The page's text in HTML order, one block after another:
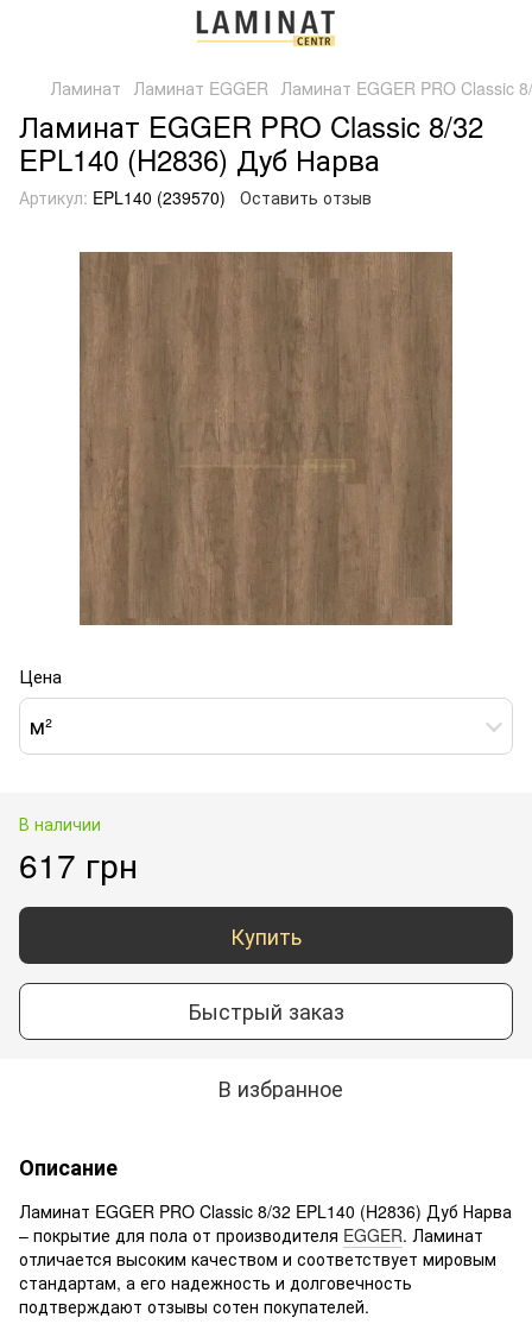
Ламинат Ламинат EGGER Ламинат EGGER PRO Classic
Ламинат EGGER PRO Classic 8/32
EPL140 (H2836) Дуб Нарва
Артикул: EPL140 (239570) Оставить отзыв
Цена
м²
В наличии
617 грн
Купить
Быстрый заказ
В избранное
Описание
Ламинат EGGER PRO Classic 8/32 EPL140 (H2836) Дуб Нарва
– покрытие для пола от производителя EGGER. Ламинат
отличается высоким качеством и соответствует мировым
стандартам, а его надежность и долговечность
подтверждают отзывы сотен покупателей.